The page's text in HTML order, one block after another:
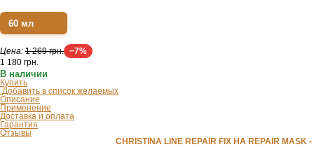
60 мл
Цена: 1 269 грн. −7%
1 180 грн.
В наличии
Купить
Добавить в список желаемых
Описание
Применение
Доставка и оплата
Гарантия
Отзывы
CHRISTINA LINE REPAIR FIX HA REPAIR